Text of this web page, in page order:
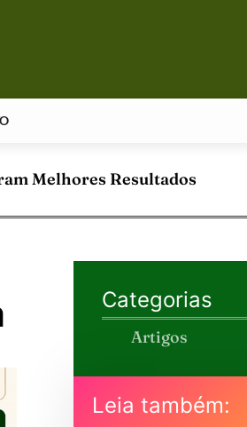
Melhores Resultados
Categorias
Artigos
Leia também: